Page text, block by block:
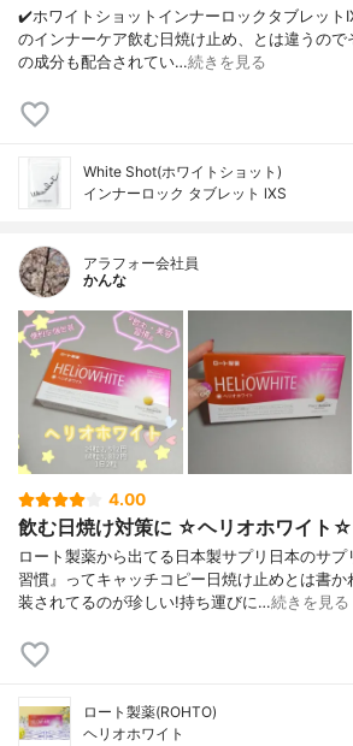
✔️ホワイトショットインナーロックタブレット
のインナーケア飲む日焼け止め、とは違うの
の成分も配合されてい…続きを見る
White Shot(ホワイトショット)
インナーロック タブレット lXS
アラフォー会社員
かんな
4.00
飲む日焼け対策に ☆ヘリオホワイト☆
ロート製薬から出てる日本製サプリ日本のサ
習慣』ってキャッチコピー日焼け止めとは書
装されてるのが珍しい!持ち運びに…続きを見る
ロート製薬(ROHTO)
ヘリオホワイト